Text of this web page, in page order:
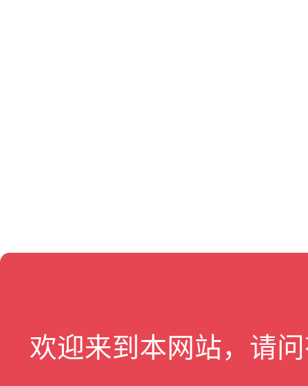
欢迎来到本网站，请